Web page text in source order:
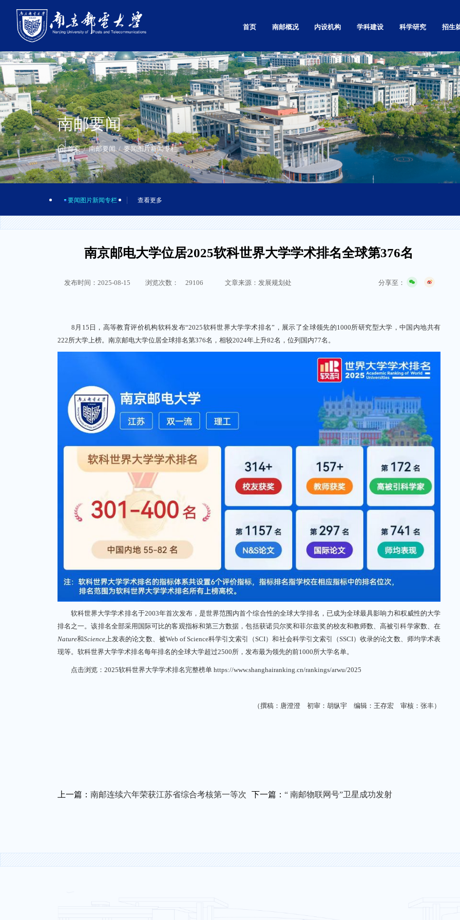
首页 南邮概况
学校章程
南邮精神
校标校训
南邮校史
南邮校歌
现任领导
视频展播
校园实景漫游
校园景色
校区地图
内设机构
教学机构
基层党的组织
科研机构
直属单位和其他
独立学院
学科建设 科学研究
社会科学研究
高等教育研究
科技基础条件平台
学术刊物
招生
研究生
留学生
继续教
就业信
南邮要闻
首页 南邮要闻 要闻图片新闻专栏
要闻图片新闻专栏 查看更多
南京邮电大学位居2025软科世界大学学术排名全球第376名
发布时间：2025-08-15 浏览次数： 29106 文章来源：发展规划处 分享至：
8月15日，高等教育评价机构软科发布“2025软科世界大学学术排名”，展示了全球领先的1000所研究型大学，中国内地共有
222所大学上榜。南京邮电大学位居全球排名第376名，相较2024年上升82名，位列国内77名。
软科世界大学学术排名于2003年首次发布，是世界范围内首个综合性的全球大学排名，已成为全球最具影响力和权威性的大学
排名之一。该排名全部采用国际可比的客观指标和第三方数据，包括获诺贝尔奖和菲尔兹奖的校友和教师数、高被引科学家数、在
Nature和Science上发表的论文数、被Web of Science科学引文索引（SCI）和社会科学引文索引（SSCI）收录的论文数、师均学术表
现等。软科世界大学学术排名每年排名的全球大学超过2500所，发布最为领先的前1000所大学名单。
点击浏览：2025软科世界大学学术排名完整榜单 https://www.shanghairanking.cn/rankings/arwu/2025
（撰稿：唐澄澄 初审：胡纵宇 编辑：王存宏 审核：张丰）
上一篇： 南邮连续六年荣获江苏省综合考核第一等次 下一篇： “ 南邮物联网号”卫星成功发射